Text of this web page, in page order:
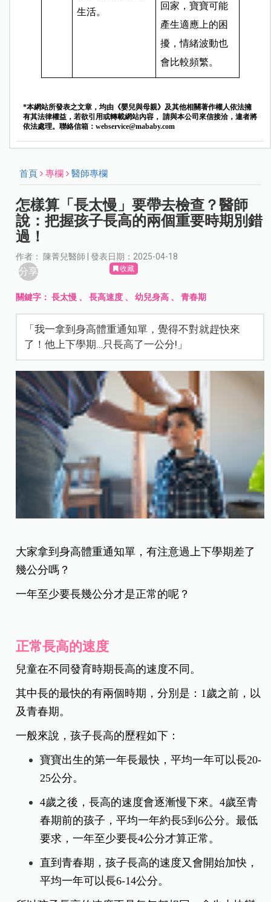
生活。
回家，寶寶可能
產生適應上的困
擾，情緒波動也
會比較頻繁。
*本網站所發表之文章，均由《嬰兒與母親》及其他相關著作權人依法擁
有其法律權益，若欲引用或轉載網站內容， 請與本公司來信接洽，違者將
依法處理。聯絡信箱： webservice@mababy.com
首頁 專欄 醫師專欄
怎樣算「長太慢」要帶去檢查？醫師
說：把握孩子長高的兩個重要時期別錯
過！
作者： 陳菁兒醫師 | 發表日期：2025-04-18
分享 收藏
關鍵字：長太慢 、長高速度 、幼兒身高 、青春期
「我一拿到身高體重通知單，覺得不對就趕快來
了！他上下學期…只長高了一公分!」
大家拿到身高體重通知單，有注意過上下學期差了
幾公分嗎？
一年至少要長幾公分才是正常的呢？
正常長高的速度
兒童在不同發育時期長高的速度不同。
其中長的最快的有兩個時期，分別是：1歲之前，以
及青春期。
一般來說，孩子長高的歷程如下：
寶寶出生的第一年長最快，平均一年可以長20-
25公分。
4歲之後，長高的速度會逐漸慢下來。4歲至青
春期前的孩子，平均一年約長5到6公分。最低
要求，一年至少要長4公分才算正常。
直到青春期，孩子長高的速度又會開始加快，
平均一年可以長6-14公分。